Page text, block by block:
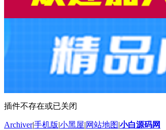
插件不存在或已关闭
Archiver|手机版 小黑屋 网站地图 小白源码网